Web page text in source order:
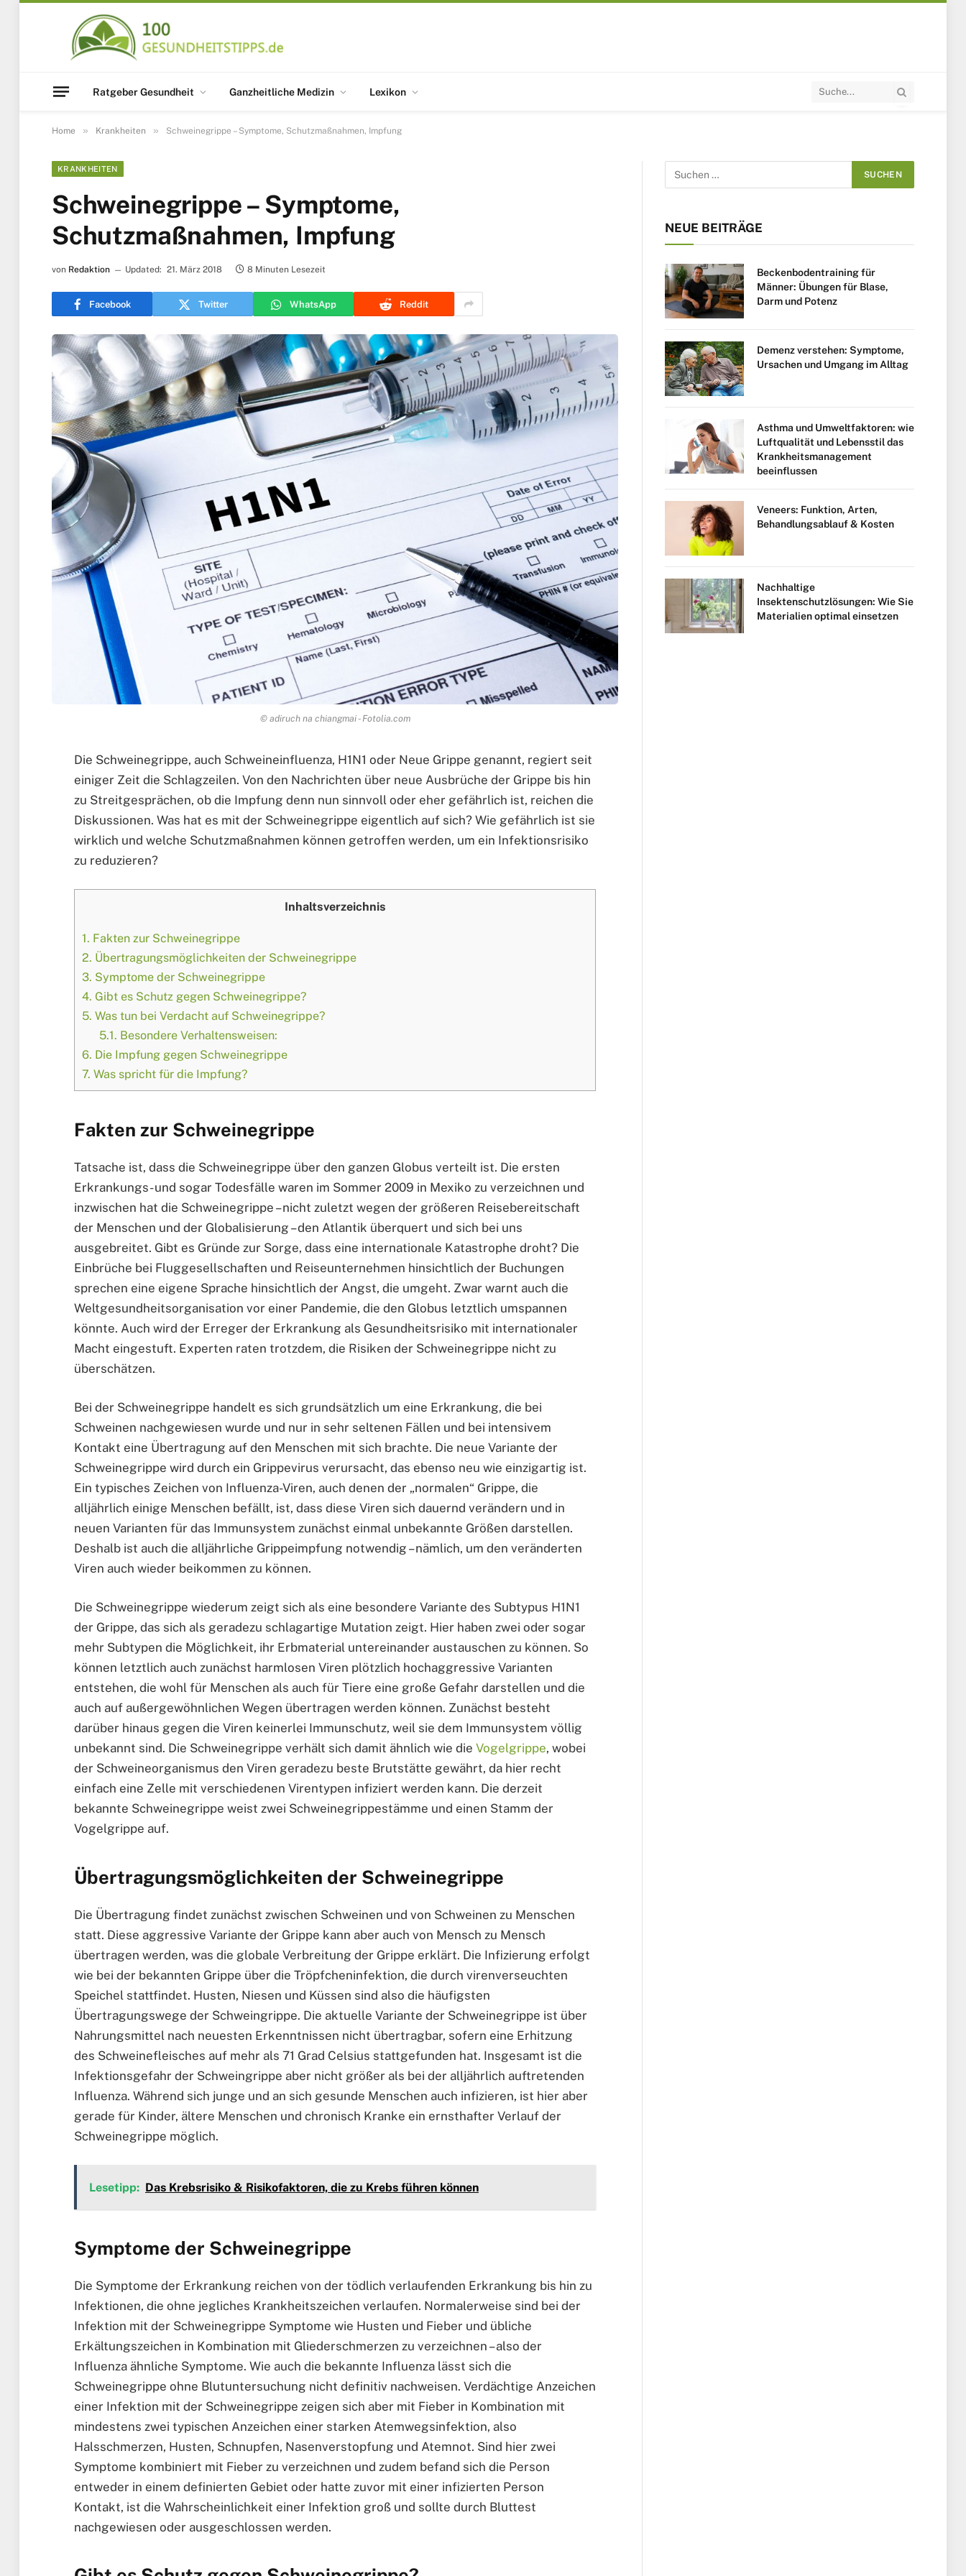
Ratgeber Gesundheit Ganzheitliche Medizin Lexikon
Home » Krankheiten » Schweinegrippe – Symptome, Schutzmaßnahmen, Impfung
KRANKHEITEN
Schweinegrippe – Symptome,
Schutzmaßnahmen, Impfung
von Redaktion Updated: 21. März 2018 8 Minuten Lesezeit
Facebook Twitter WhatsApp Reddit
© adiruch na chiangmai - Fotolia.com
Die Schweinegrippe, auch Schweineinfluenza, H1N1 oder Neue Grippe genannt, regiert seit
einiger Zeit die Schlagzeilen. Von den Nachrichten über neue Ausbrüche der Grippe bis hin
zu Streitgesprächen, ob die Impfung denn nun sinnvoll oder eher gefährlich ist, reichen die
Diskussionen. Was hat es mit der Schweinegrippe eigentlich auf sich? Wie gefährlich ist sie
wirklich und welche Schutzmaßnahmen können getroffen werden, um ein Infektionsrisiko
zu reduzieren?
Inhaltsverzeichnis
1. Fakten zur Schweinegrippe
2. Übertragungsmöglichkeiten der Schweinegrippe
3. Symptome der Schweinegrippe
4. Gibt es Schutz gegen Schweinegrippe?
5. Was tun bei Verdacht auf Schweinegrippe?
5.1. Besondere Verhaltensweisen:
6. Die Impfung gegen Schweinegrippe
7. Was spricht für die Impfung?
Fakten zur Schweinegrippe
Tatsache ist, dass die Schweinegrippe über den ganzen Globus verteilt ist. Die ersten
Erkrankungs- und sogar Todesfälle waren im Sommer 2009 in Mexiko zu verzeichnen und
inzwischen hat die Schweinegrippe – nicht zuletzt wegen der größeren Reisebereitschaft
der Menschen und der Globalisierung – den Atlantik überquert und sich bei uns
ausgebreitet. Gibt es Gründe zur Sorge, dass eine internationale Katastrophe droht? Die
Einbrüche bei Fluggesellschaften und Reiseunternehmen hinsichtlich der Buchungen
sprechen eine eigene Sprache hinsichtlich der Angst, die umgeht. Zwar warnt auch die
Weltgesundheitsorganisation vor einer Pandemie, die den Globus letztlich umspannen
könnte. Auch wird der Erreger der Erkrankung als Gesundheitsrisiko mit internationaler
Macht eingestuft. Experten raten trotzdem, die Risiken der Schweinegrippe nicht zu
überschätzen.
Bei der Schweinegrippe handelt es sich grundsätzlich um eine Erkrankung, die bei
Schweinen nachgewiesen wurde und nur in sehr seltenen Fällen und bei intensivem
Kontakt eine Übertragung auf den Menschen mit sich brachte. Die neue Variante der
Schweinegrippe wird durch ein Grippevirus verursacht, das ebenso neu wie einzigartig ist.
Ein typisches Zeichen von Influenza-Viren, auch denen der „normalen“ Grippe, die
alljährlich einige Menschen befällt, ist, dass diese Viren sich dauernd verändern und in
neuen Varianten für das Immunsystem zunächst einmal unbekannte Größen darstellen.
Deshalb ist auch die alljährliche Grippeimpfung notwendig – nämlich, um den veränderten
Viren auch wieder beikommen zu können.
Die Schweinegrippe wiederum zeigt sich als eine besondere Variante des Subtypus H1N1
der Grippe, das sich als geradezu schlagartige Mutation zeigt. Hier haben zwei oder sogar
mehr Subtypen die Möglichkeit, ihr Erbmaterial untereinander austauschen zu können. So
können letztlich auch zunächst harmlosen Viren plötzlich hochaggressive Varianten
entstehen, die wohl für Menschen als auch für Tiere eine große Gefahr darstellen und die
auch auf außergewöhnlichen Wegen übertragen werden können. Zunächst besteht
darüber hinaus gegen die Viren keinerlei Immunschutz, weil sie dem Immunsystem völlig
unbekannt sind. Die Schweinegrippe verhält sich damit ähnlich wie die Vogelgrippe, wobei
der Schweineorganismus den Viren geradezu beste Brutstätte gewährt, da hier recht
einfach eine Zelle mit verschiedenen Virentypen infiziert werden kann. Die derzeit
bekannte Schweinegrippe weist zwei Schweinegrippestämme und einen Stamm der
Vogelgrippe auf.
Übertragungsmöglichkeiten der Schweinegrippe
Die Übertragung findet zunächst zwischen Schweinen und von Schweinen zu Menschen
statt. Diese aggressive Variante der Grippe kann aber auch von Mensch zu Mensch
übertragen werden, was die globale Verbreitung der Grippe erklärt. Die Infizierung erfolgt
wie bei der bekannten Grippe über die Tröpfcheninfektion, die durch virenverseuchten
Speichel stattfindet. Husten, Niesen und Küssen sind also die häufigsten
Übertragungswege der Schweingrippe. Die aktuelle Variante der Schweinegrippe ist über
Nahrungsmittel nach neuesten Erkenntnissen nicht übertragbar, sofern eine Erhitzung
des Schweinefleisches auf mehr als 71 Grad Celsius stattgefunden hat. Insgesamt ist die
Infektionsgefahr der Schweingrippe aber nicht größer als bei der alljährlich auftretenden
Influenza. Während sich junge und an sich gesunde Menschen auch infizieren, ist hier aber
gerade für Kinder, ältere Menschen und chronisch Kranke ein ernsthafter Verlauf der
Schweinegrippe möglich.
Lesetipp: Das Krebsrisiko & Risikofaktoren, die zu Krebs führen können
Symptome der Schweinegrippe
Die Symptome der Erkrankung reichen von der tödlich verlaufenden Erkrankung bis hin zu
Infektionen, die ohne jegliches Krankheitszeichen verlaufen. Normalerweise sind bei der
Infektion mit der Schweinegrippe Symptome wie Husten und Fieber und übliche
Erkältungszeichen in Kombination mit Gliederschmerzen zu verzeichnen – also der
Influenza ähnliche Symptome. Wie auch die bekannte Influenza lässt sich die
Schweinegrippe ohne Blutuntersuchung nicht definitiv nachweisen. Verdächtige Anzeichen
einer Infektion mit der Schweinegrippe zeigen sich aber mit Fieber in Kombination mit
mindestens zwei typischen Anzeichen einer starken Atemwegsinfektion, also
Halsschmerzen, Husten, Schnupfen, Nasenverstopfung und Atemnot. Sind hier zwei
Symptome kombiniert mit Fieber zu verzeichnen und zudem befand sich die Person
entweder in einem definierten Gebiet oder hatte zuvor mit einer infizierten Person
Kontakt, ist die Wahrscheinlichkeit einer Infektion groß und sollte durch Bluttest
nachgewiesen oder ausgeschlossen werden.
NEUE BEITRÄGE
Beckenbodentraining für
Männer: Übungen für Blase,
Darm und Potenz
Demenz verstehen: Symptome,
Ursachen und Umgang im Alltag
Asthma und Umweltfaktoren: wie
Luftqualität und Lebensstil das
Krankheitsmanagement
beeinflussen
Veneers: Funktion, Arten,
Behandlungsablauf & Kosten
Nachhaltige
Insektenschutzlösungen: Wie Sie
Materialien optimal einsetzen